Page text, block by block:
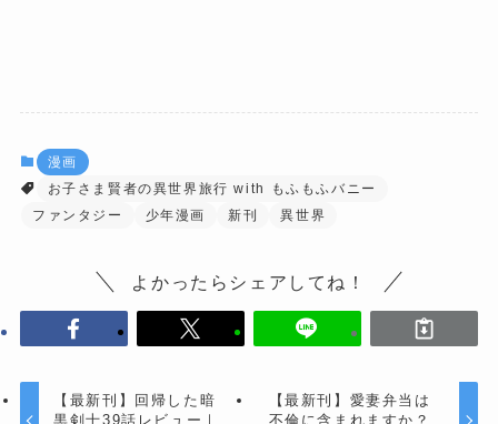
漫画
お子さま賢者の異世界旅行 with もふもふバニー
ファンタジー
少年漫画 新刊 異世界
よかったらシェアしてね！
【最新刊】回帰した暗
黒剣士39話レビュー｜
【最新刊】愛妻弁当は
不倫に含まれますか？